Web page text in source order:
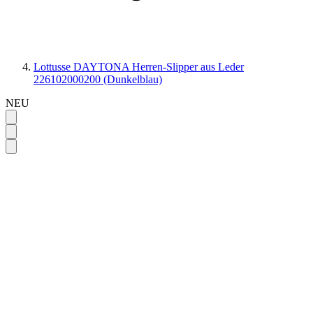
Lottusse DAYTONA Herren-Slipper aus Leder
226102000200 (Dunkelblau)
NEU